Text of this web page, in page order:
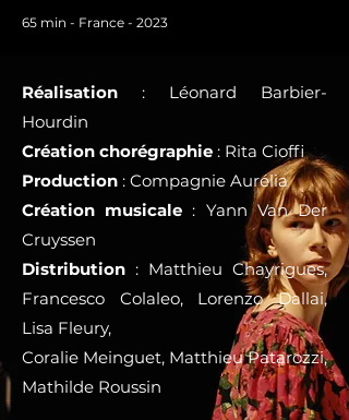
65 min - France - 2023
Réalisation : Léonard Barbier-
Hourdin
Création chorégraphie : Rita Cioffi
Production : Compagnie Aurélia
Création musicale : Yann Van Der
Cruyssen
Distribution : Matthieu Chayrigues,
Francesco Colaleo, Lorenzo Dallai,
Lisa Fleury,
Coralie Meinguet, Matthieu Patarozzi,
Mathilde Roussin